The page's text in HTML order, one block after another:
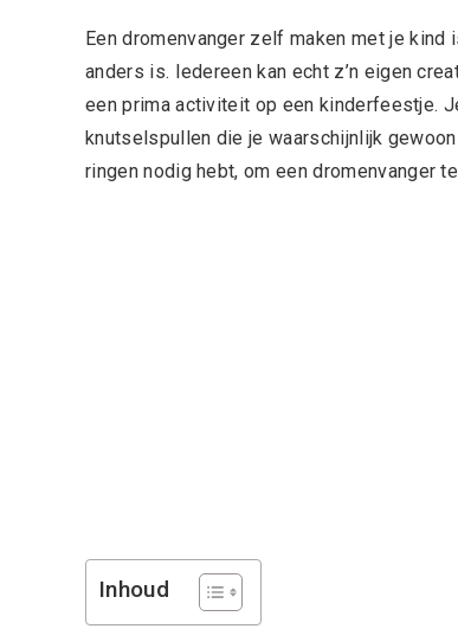
Een dromenvanger zelf maken met je
anders is. Iedereen kan echt z’n eigen
een prima activiteit op een kinderfeestje.
knutselspullen die je waarschijnlijk
ringen nodig hebt, om een dromenvanger
Inhoud